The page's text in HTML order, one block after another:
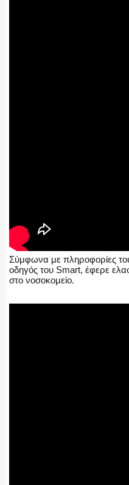
Σύμφωνα με πληροφορίες
οδηγός του Smart, έφερε
στο νοσοκομείο.